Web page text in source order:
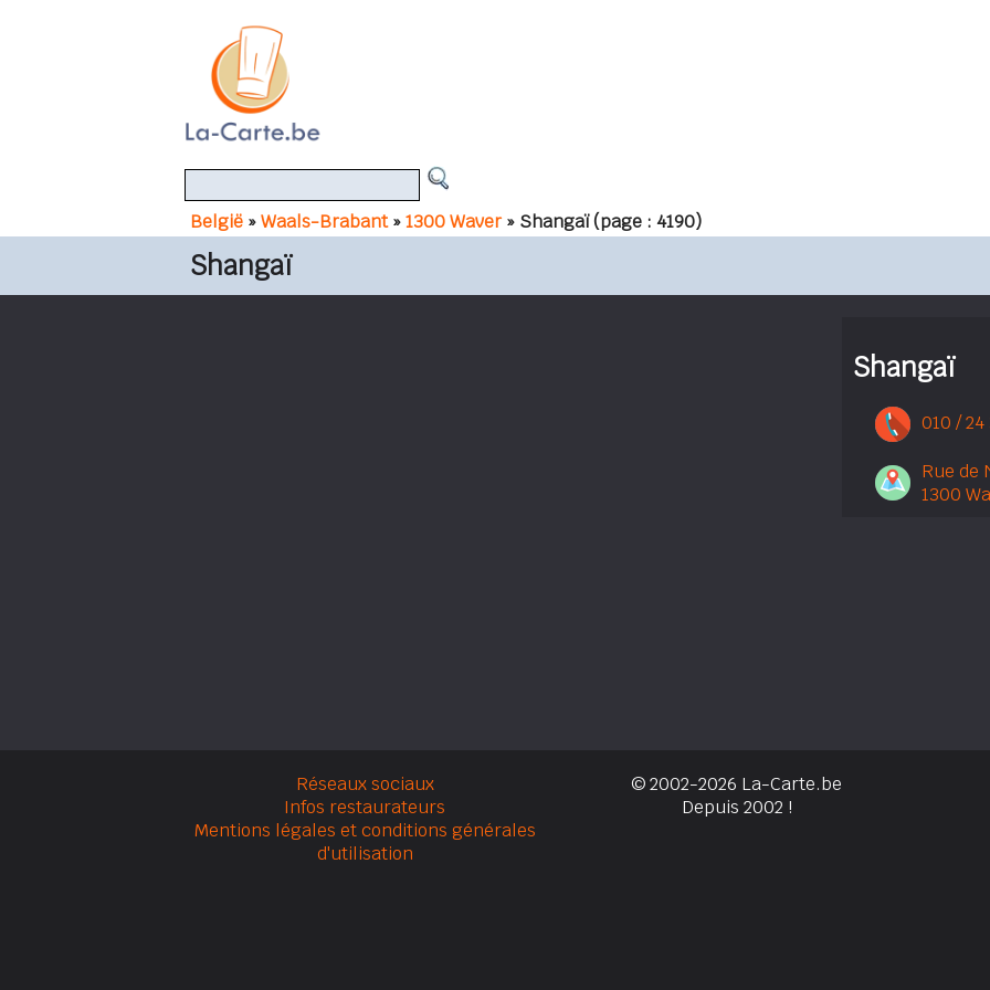
België »Waals-Brabant»1300 Waver » Shangaï(page : 4190)
Shangaï
Shangaï
010 / 24
Rue de
1300
Réseaux sociaux
Infos restaurateurs
Mentions légales et conditions générales
d'utilisation
© 2002-2026 La-Carte.be
Depuis 2002 !